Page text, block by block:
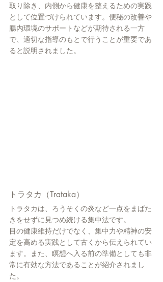
取り除き、内側から健康を整えるための実践
として位置づけられています。便秘の改善や
腸内環境のサポートなどが期待される一方
で、適切な指導のもとで行うことが重要であ
ると説明されました。
トラタカ（Trataka）
トラタカは、ろうそくの炎など一点をまばた
きをせずに見つめ続ける集中法です。
目の健康維持だけでなく、集中力や精神の安
定を高める実践として古くから伝えられてい
ます。また、瞑想へ入る前の準備としても非
常に有効な方法であることが紹介されまし
た。